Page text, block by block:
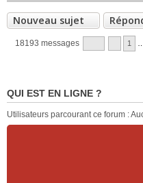
Nouveau sujet
18193 messages 1
QUI EST EN LIGNE ?
Utilisateurs parcourant ce forum :